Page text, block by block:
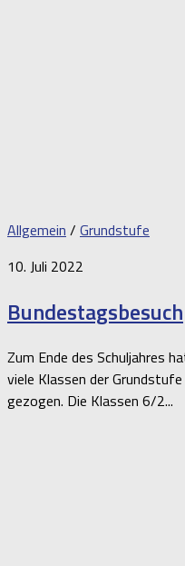
Allgemein / Grundstufe
10. Juli 2022
Bundestagsbesuch
Zum Ende des Schuljahres
viele Klassen der
gezogen. Die Klassen 6/2...